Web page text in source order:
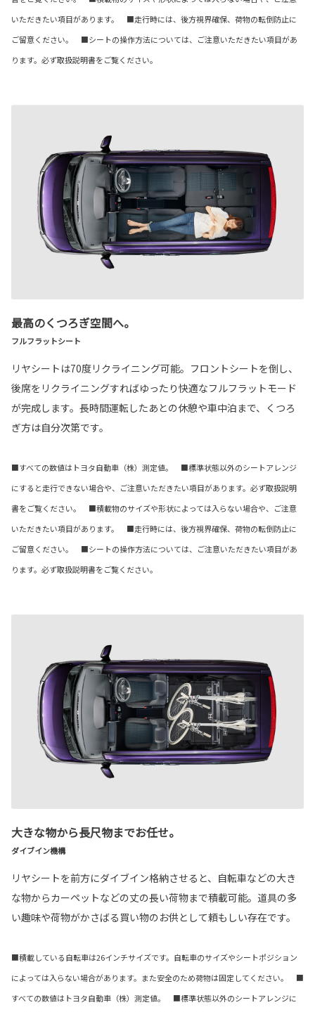
いただきたい項目があります。 ■走行時には、後方視界確保、荷物の転倒防止に
ご留意ください。 ■シートの操作方法については、ご注意いただきたい項目があ
ります。必ず取扱説明書をご覧ください。
最高のくつろぎ空間へ。
フルフラットシート
リヤシートは70度リクライニング可能。フロントシートを倒し、
後席をリクライニングすればゆったり快適なフルフラットモード
が完成します。長時間運転したあとの休憩や車中泊まで、くつろ
ぎ方は自分次第です。
■すべての数値はトヨタ自動車（株）測定値。 ■標準状態以外のシートアレンジ
にすると走行できない場合や、ご注意いただきたい項目があります。必ず取扱説明
書をご覧ください。 ■積載物のサイズや形状によっては入らない場合や、ご注意
いただきたい項目があります。 ■走行時には、後方視界確保、荷物の転倒防止に
ご留意ください。 ■シートの操作方法については、ご注意いただきたい項目があ
ります。必ず取扱説明書をご覧ください。
大きな物から長尺物までお任せ。
ダイブイン機構
リヤシートを前方にダイブイン格納させると、自転車などの大き
な物からカーペットなどの丈の長い荷物まで積載可能。道具の多
い趣味や荷物がかさばる買い物のお供として頼もしい存在です。
■積載している自転車は26インチサイズです。自転車のサイズやシートポジション
によっては入らない場合があります。また安全のため荷物は固定してください。 ■
すべての数値はトヨタ自動車（株）測定値。 ■標準状態以外のシートアレンジに